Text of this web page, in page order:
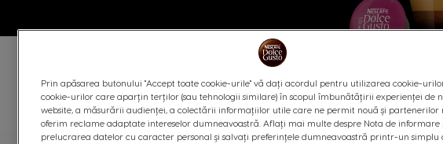
TOATE ESPRESSO LUNGO LATTE CIOCOLATĂ CALDĂ
Prin apăsarea butonului "Accept toate cookie-urile" vă dați acordul pentru utilizarea cookie-
cookie-urilor care aparțin terților (sau tehnologii similare) în scopul îmbunătățirii experienței de
website, a măsurării audienței, a colectării informațiilor utile care ne permit nouă și partenerilor
oferim reclame adaptate intereselor dumneavoastră. Aflați mai multe despre Nota de informare
prelucrarea datelor cu caracter personal și salvați preferințele dumneavoastră printr-un simplu